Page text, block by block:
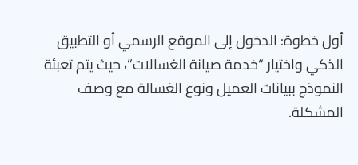
أول خطوة: الدخول إلى الموقع الرسمي أو التطبيق
الذكي واختيار “خدمة صيانة الغسالات”، حيث يتم تعبئة
النموذج ببيانات العميل ونوع الغسالة مع وصف
المشكلة.